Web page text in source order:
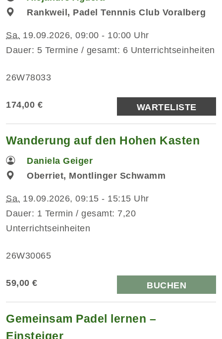
Rankweil, Padel Tennnis Club Voralberg
Sa. 19.09.2026, 09:00 - 10:00 Uhr
Dauer: 5 Termine / gesamt: 6 Unterrichtseinheiten
26W78033
174,00 € WARTELISTE
Wanderung auf den Hohen Kasten
Daniela Geiger
Oberriet, Montlinger Schwamm
Sa. 19.09.2026, 09:15 - 15:15 Uhr
Dauer: 1 Termin / gesamt: 7,20
Unterrichtseinheiten
26W30065
59,00 € BUCHEN
Gemeinsam Padel lernen –
Einsteiger